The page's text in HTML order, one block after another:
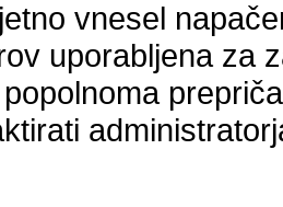
vnesel
uporabljena za